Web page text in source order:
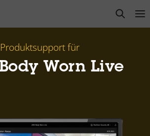
open
Produktsupport für
Worn Live